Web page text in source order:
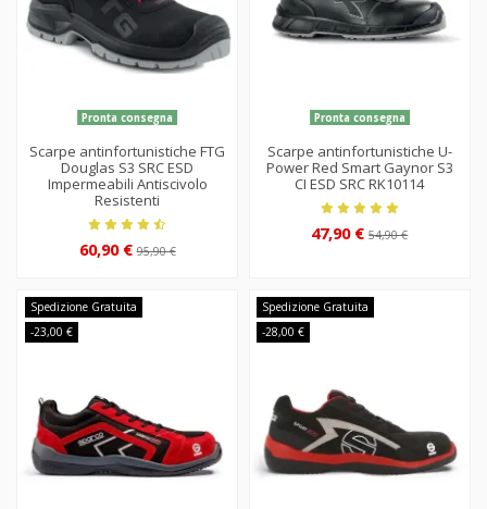
Pronta consegna
Scarpe antinfortunistiche FTG
Douglas S3 SRC ESD
Impermeabili Antiscivolo
Resistenti
60,90 €95,90 €
Pronta consegna
Scarpe antinfortunistiche U-
Power Red Smart Gaynor S3
CI ESD SRC RK10114
47,90 €54,90 €
Spedizione Gratuita
-23,00 €
Spedizione Gratuita
-28,00 €